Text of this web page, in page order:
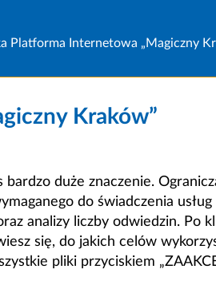
Platforma Internetowa „Magiczny
Kraków”
duże znaczenie.
do świadczenia
analizy liczby odwiedzin. Po
się, do jakich celów
pliki przyciskiem